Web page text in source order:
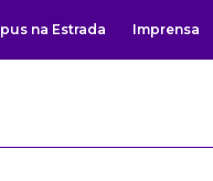
na Estrada Imprensa